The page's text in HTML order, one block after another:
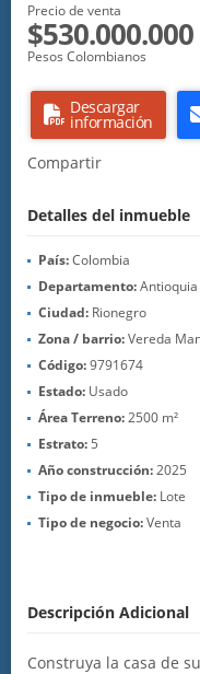
Precio de venta
$530.000.000
Pesos Colombianos
Descargar
información
Compartir
Detalles del inmueble
País:Colombia
Departamento:Antioquia
Ciudad: Rionegro
Zona / barrio:Vereda
Código:9791674
Estado: Usado
Área Terreno:2500 m²
Estrato: 5
Año construcción:2025
Tipo de inmueble: Lote
Tipo de negocio:Venta
Descripción Adicional
Construya la casa de